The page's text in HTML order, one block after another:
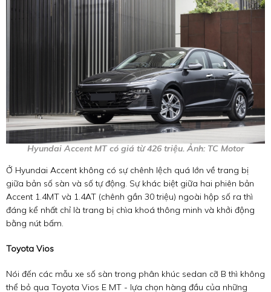
Hyundai Accent MT có giá từ 426 triệu. Ảnh: TC Motor
Ở Hyundai Accent không có sự chênh lệch quá lớn về trang bị
giữa bản số sàn và số tự động. Sự khác biệt giữa hai phiên bản
Accent 1.4MT và 1.4AT (chênh gần 30 triệu) ngoài hộp số ra thì
đáng kể nhất chỉ là trang bị chìa khoá thông minh và khởi động
bằng nút bấm.
Toyota Vios
Nói đến các mẫu xe số sàn trong phân khúc sedan cỡ B thì không
thể bỏ qua Toyota Vios E MT - lựa chọn hàng đầu của những